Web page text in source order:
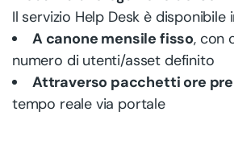
Il servizio Help Desk è disponibile
A canone mensile fisso, con
numero di utenti/asset definito
Attraverso pacchetti ore
tempo reale via portale